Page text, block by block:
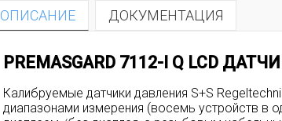
ОПИСАНИЕ ДОКУМЕНТАЦИЯ
PREMASGARD 7112-I Q LCD
Калибруемые датчики давления S+S
диапазонами измерения (восемь устройств в